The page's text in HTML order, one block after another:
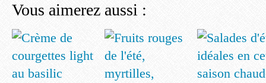
Vous aimerez aussi :